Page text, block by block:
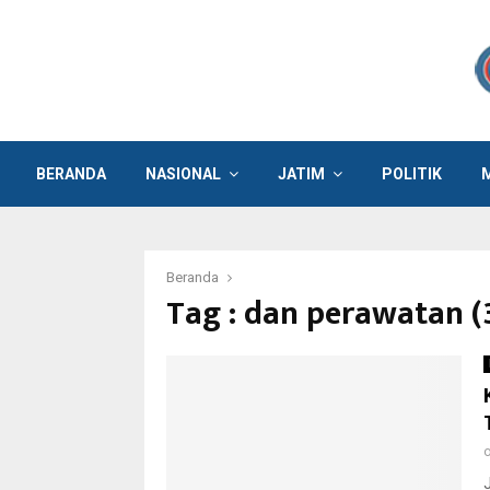
BERANDA NASIONAL JATIM POLITIK
Beranda
Tag : dan perawatan